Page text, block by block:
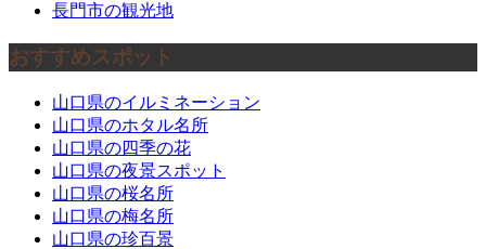
長門市の観光地
おすすめスポット
山口県のイルミネーション
山口県のホタル名所
山口県の四季の花
山口県の夜景スポット
山口県の桜名所
山口県の梅名所
山口県の珍百景